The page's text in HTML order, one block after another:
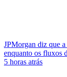
JPMorgan diz que
enquanto os fluxos
5 horas atrás